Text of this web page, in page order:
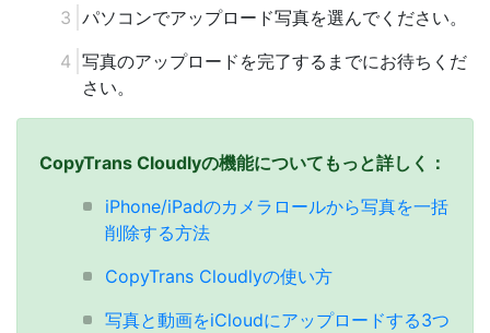
パソコンでアップロード写真を選んでください。
写真のアップロードを完了するまでにお待ちくだ
さい。
CopyTrans Cloudlyの機能についてもっと詳しく：
iPhone/iPadのカメラロールから写真を一括
削除する方法
CopyTrans Cloudlyの使い方
写真と動画をiCloudにアップロードする3つ